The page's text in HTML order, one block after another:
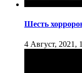
Шесть
4 Август, 2021,